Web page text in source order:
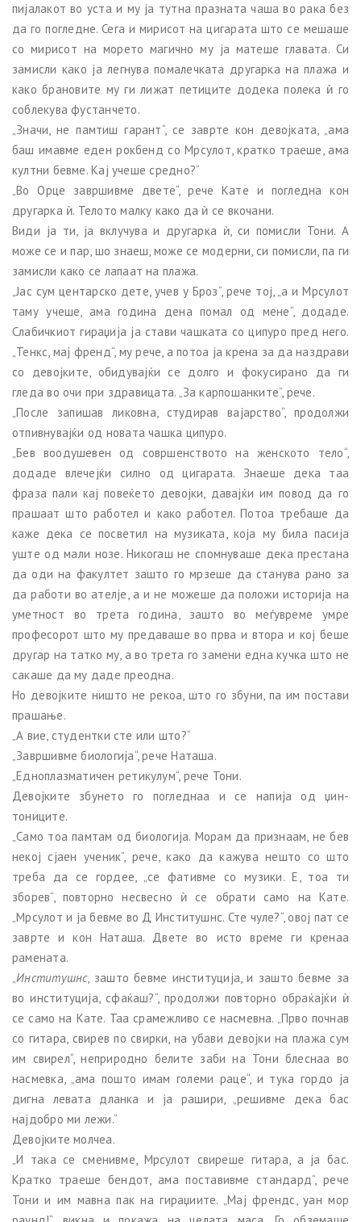
пијалакот во уста и му ја тутна празната чаша во рака без
да го погледне. Сега и мирисот на цигарата што се мешаше
со мирисот на морето магично му ја матеше главата. Си
замисли како ја легнува помалечката другарка на плажа и
како брановите му ги лижат петиците додека полека ѝ го
соблекува фустанчето.
„Значи, не памтиш гарант“, се заврте кон девојката, „ама
баш имавме еден рокбенд со Мрсулот, кратко траеше, ама
култни бевме. Кај учеше средно?“
„Во Орце завршивме двете“, рече Кате и погледна кон
другарка ѝ. Телото малку како да ѝ се вкочани.
Види ја ти, ја вклучува и другарка ѝ, си помисли Тони. А
може се и пар, шо знаеш, може се модерни, си помисли, па ги
замисли како се лапаат на плажа.
„Јас сум центарско дете, учев у Броз“, рече тој, „а и Мрсулот
таму учеше, ама година дена помал од мене“, додаде.
Слабичкиот гираџија ја стави чашката со ципуро пред него.
„Тенкс, мај френд“, му рече, а потоа ја крена за да наздрави
со девојките, обидувајќи се долго и фокусирано да ги
гледа во очи при здравицата. „За карпошанките“, рече.
„После запишав ликовна, студирав вајарство“, продолжи
отпивнувајќи од новата чашка ципуро.
„Бев воодушевен од совршенството на женското тело“,
додаде влечејќи силно од цигарата. Знаеше дека таа
фраза пали кај повеќето девојки, давајќи им повод да го
прашаат што работел и како работел. Потоа требаше да
каже дека се посветил на музиката, која му била пасија
уште од мали нозе. Никогаш не спомнуваше дека престана
да оди на факултет зашто го мрзеше да станува рано за
да работи во ателје, а и не можеше да положи историја на
уметност во трета година, зашто во меѓувреме умре
професорот што му предаваше во прва и втора и кој беше
другар на татко му, а во трета го замени една кучка што не
сакаше да му даде преодна.
Но девојките ништо не рекоа, што го збуни, па им постави
прашање.
„А вие, студентки сте или што?“
„Завршивме биологија“, рече Наташа.
„Едноплазматичен ретикулум“, рече Тони.
Девојките збунето го погледнаа и се напија од џин-
тониците.
„Само тоа памтам од биологија. Морам да признаам, не бев
некој сјаен ученик“, рече, како да кажува нешто со што
треба да се гордее, „се фативме со музики. Е, тоа ти
зборев“, повторно несвесно ѝ се обрати само на Кате.
„Мрсулот и ја бевме во Д Институшнс. Сте чуле?“, овој пат се
заврте и кон Наташа. Двете во исто време ги кренаа
рамената.
„Институшнс, зашто бевме институција, и зашто бевме за
во институција, сфаќаш?“, продолжи повторно обраќајќи ѝ
се само на Кате. Таа срамежливо се насмевна. „Прво почнав
со гитара, свирев по свирки, на убави девојки на плажа сум
им свирел“, неприродно белите заби на Тони блеснаа во
насмевка, „ама пошто имам големи раце“, и тука гордо ја
дигна левата дланка и ја рашири, „решивме дека бас
најдобро ми лежи.“
Девојките молчеа.
„И така се сменивме, Мрсулот свиреше гитара, а ја бас.
Кратко траеше бендот, ама поставивме стандард“, рече
Тони и им мавна пак на гираџиите. „Мај френдс, уан мор